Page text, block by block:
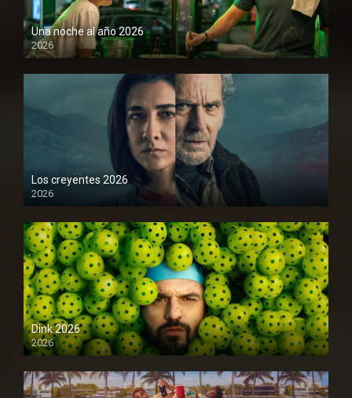
Una noche al año 2026
2026
1080P
Los creyentes 2026
2026
1080P
Dink 2026
2026
1080P